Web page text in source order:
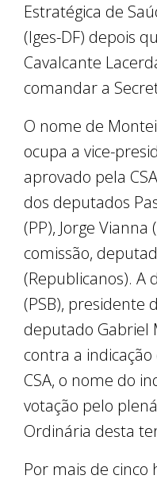
Estratégica de
(Iges-DF) depois
Cavalcante
comandar a
O nome de
ocupa a vice-
aprovado pela
dos deputados
(PP), Jorge
comissão,
(Republicanos). A
(PSB), presidente
deputado Gabriel
contra a
CSA, o nome do
votação pelo
Ordinária desta
Por mais de cinco